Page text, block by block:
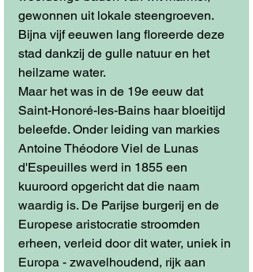
gewonnen uit lokale steengroeven.
Bijna vijf eeuwen lang floreerde deze
stad dankzij de gulle natuur en het
heilzame water.
Maar het was in de 19e eeuw dat
Saint-Honoré-les-Bains haar bloeitijd
beleefde. Onder leiding van markies
Antoine Théodore Viel de Lunas
d'Espeuilles werd in 1855 een
kuuroord opgericht dat die naam
waardig is. De Parijse burgerij en de
Europese aristocratie stroomden
erheen, verleid door dit water, uniek in
Europa - zwavelhoudend, rijk aan